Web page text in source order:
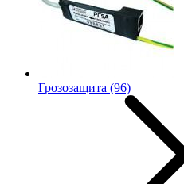
Грозозащита (96)